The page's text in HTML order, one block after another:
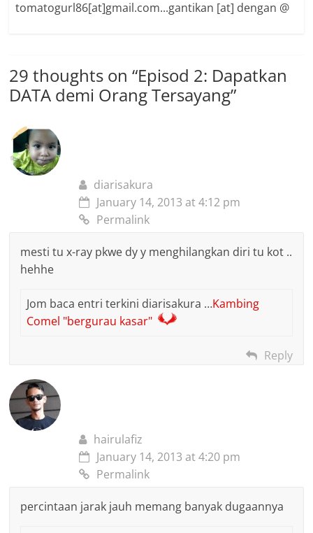
tomatogurl86[at]gmail.com...gantikan [at] dengan @
29 thoughts on “Episod 2: Dapatkan
DATA demi Orang Tersayang”
diarisakura
January 14, 2013 at 4:12 pm
Permalink
mesti tu x-ray pkwe dy y menghilangkan diri tu kot ..
hehhe
Jom baca entri terkini diarisakura …Kambing
Comel "bergurau kasar"
Reply
hairulafiz
January 14, 2013 at 4:20 pm
Permalink
percintaan jarak jauh memang banyak dugaannya